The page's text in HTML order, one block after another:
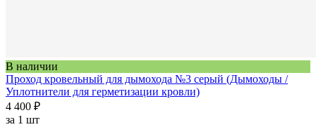
В наличии
Проход кровельный для дымохода №3 серый (Дымоходы /
Уплотнители для герметизации кровли)
4 400 ₽
за 1 шт